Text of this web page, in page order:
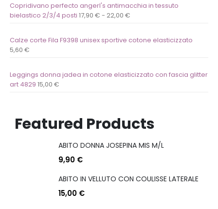
Copridivano perfecto angerl's antimacchia in tessuto
bielastico 2/3/4 posti 17,90 € - 22,00 €
Calze corte Fila F9398 unisex sportive cotone elasticizzato
5,60 €
Leggings donna jadea in cotone elasticizzato con fascia glitter
art 4829 15,00 €
Featured Products
ABITO DONNA JOSEPINA MIS M/L
9,90 €
ABITO IN VELLUTO CON COULISSE LATERALE
15,00 €